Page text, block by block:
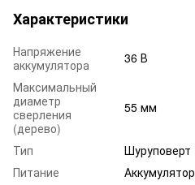
Характеристики
Напряжение
аккумулятора
36 В
Максимальный
диаметр
сверления
(дерево)
55 мм
Тип
Шуруповерт
Питание
Аккумулятор